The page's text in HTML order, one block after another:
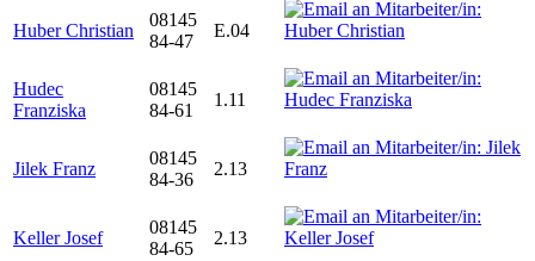
Huber Christian
08145
84-47
E.04
Hudec
Franziska
08145
84-61
1.11
Jilek Franz
08145
84-36
2.13
Keller Josef
08145
84-65
2.13